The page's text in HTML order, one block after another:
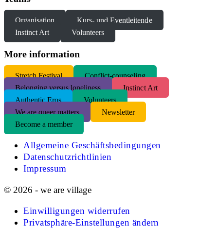
Organisation
Kurs- und Eventleitende
Instinct Art
Volunteers
More information
Stretch Festival
Conflict-counseling
Belonging versus loneliness
Instinct Art
Authentic Eros
Volunteers
We are queer matters
Newsletter
Become a member
Allgemeine Geschäftsbedingungen
Datenschutzrichtlinien
Impressum
© 2026 - we are village
Einwilligungen widerrufen
Privatsphäre-Einstellungen ändern